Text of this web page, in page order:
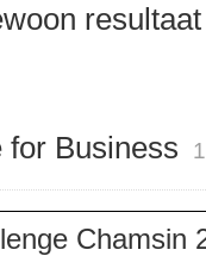
for Business
Chamsin